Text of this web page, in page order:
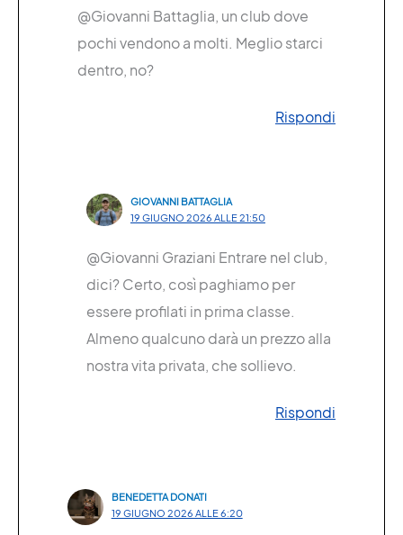
@Giovanni Battaglia, un club dove
pochi vendono a molti. Meglio starci
dentro, no?
Rispondi
GIOVANNI BATTAGLIA
19 GIUGNO 2026 ALLE 21:50
@Giovanni Graziani Entrare nel club,
dici? Certo, così paghiamo per
essere profilati in prima classe.
Almeno qualcuno darà un prezzo alla
nostra vita privata, che sollievo.
Rispondi
BENEDETTA DONATI
19 GIUGNO 2026 ALLE 6:20